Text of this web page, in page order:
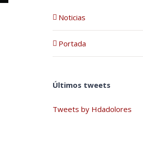
Noticias
Portada
Últimos tweets
Tweets by Hdadolores